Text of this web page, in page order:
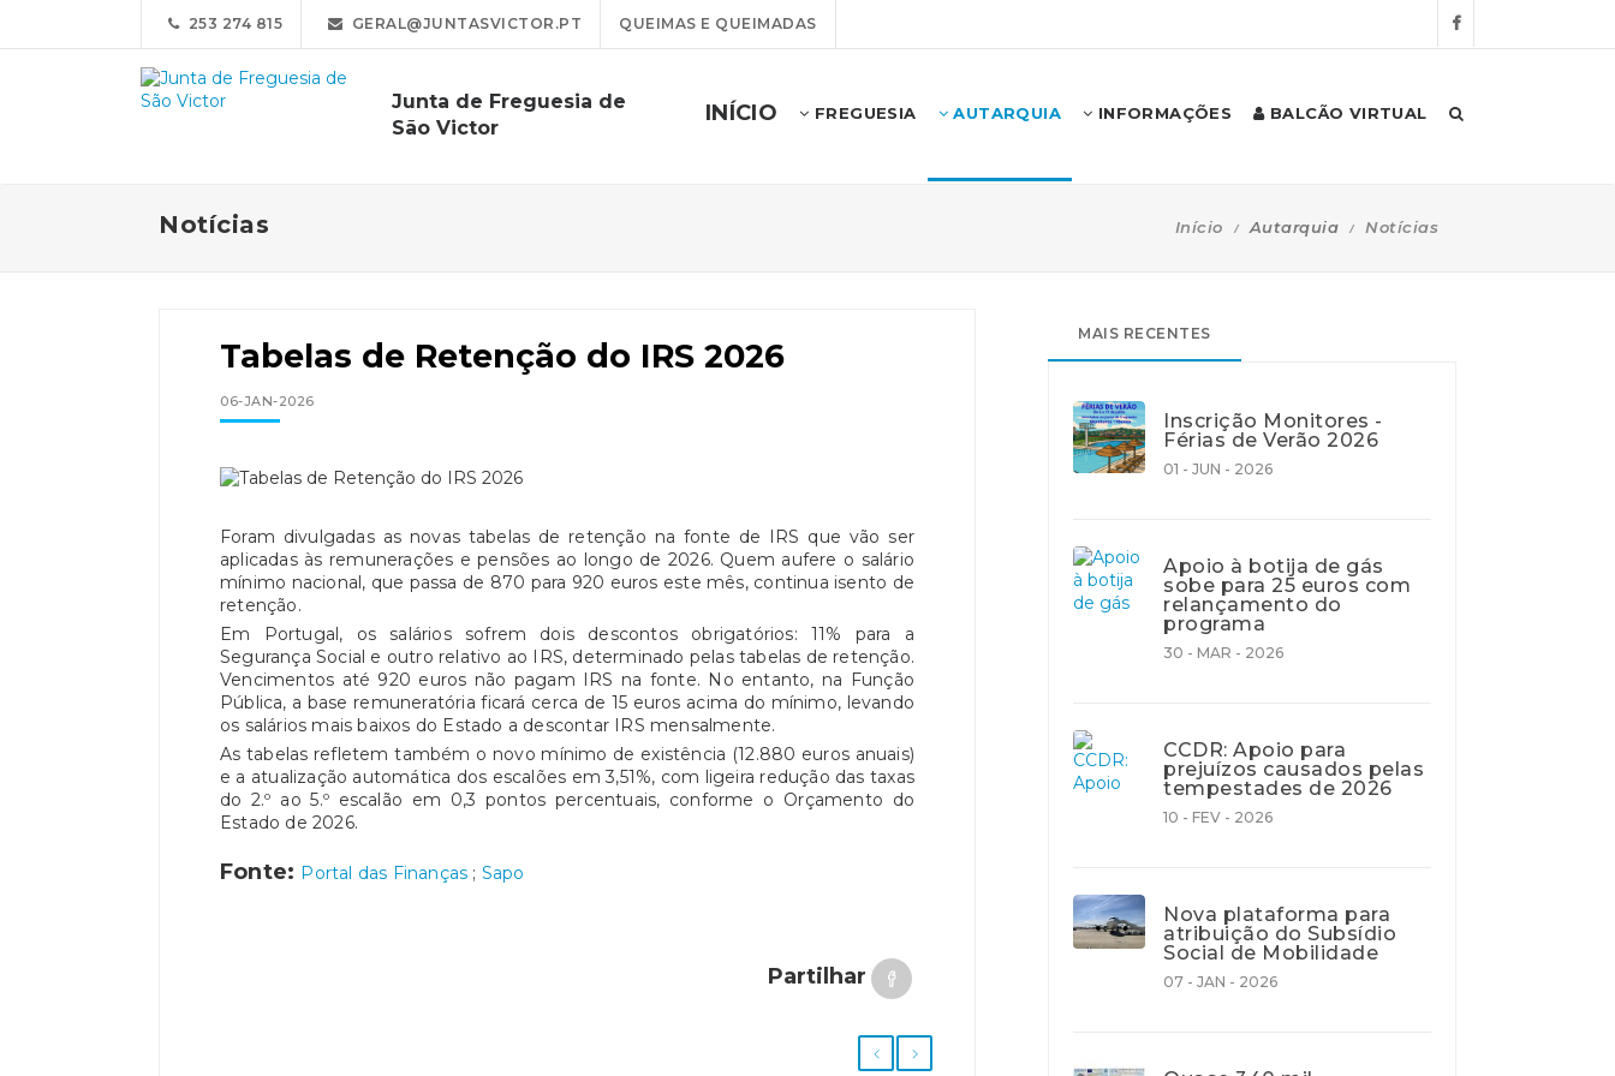
253 274 815 GERAL@JUNTASVICTOR.PT QUEIMAS E QUEIMADAS
Junta de Freguesia de
São Victor
INÍCIO FREGUESIA AUTARQUIA INFORMAÇÕES BALCÃO VIRTUAL
Notícias Início Autarquia Notícias
Tabelas de Retenção do IRS 2026
06-JAN-2026
Foram divulgadas as novas tabelas de retenção na fonte de IRS que vão ser
aplicadas às remunerações e pensões ao longo de 2026. Quem aufere o salário
mínimo nacional, que passa de 870 para 920 euros este mês, continua isento de
retenção.
Em Portugal, os salários sofrem dois descontos obrigatórios: 11% para a
Segurança Social e outro relativo ao IRS, determinado pelas tabelas de retenção.
Vencimentos até 920 euros não pagam IRS na fonte. No entanto, na Função
Pública, a base remuneratória ficará cerca de 15 euros acima do mínimo, levando
os salários mais baixos do Estado a descontar IRS mensalmente.
As tabelas refletem também o novo mínimo de existência (12.880 euros anuais)
e a atualização automática dos escalões em 3,51%, com ligeira redução das taxas
do 2.º ao 5.º escalão em 0,3 pontos percentuais, conforme o Orçamento do
Estado de 2026.
Fonte: Portal das Finanças ; Sapo
Partilhar
MAIS RECENTES
Inscrição Monitores -
Férias de Verão 2026
01 - JUN - 2026
Apoio à botija de gás
sobe para 25 euros com
relançamento do
programa
30 - MAR - 2026
CCDR: Apoio para
prejuízos causados pelas
tempestades de 2026
10 - FEV - 2026
Nova plataforma para
atribuição do Subsídio
Social de Mobilidade
07 - JAN - 2026